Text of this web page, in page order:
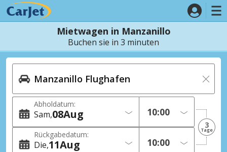
Mietwagen in Manzanillo
Buchen sie in 3 minuten
Abholdatum:
Sam 08Aug
Rückgabedatum:
Die 11Aug
3
Tage